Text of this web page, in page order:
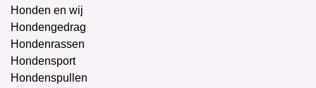
Honden en wij
Hondengedrag
Hondenrassen
Hondensport
Hondenspullen